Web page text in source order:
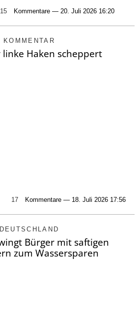
15 Kommentare — 20. Juli 2026 16:20
KOMMENTAR
Haken scheppert
17 Kommentare — 18. Juli 2026 17:56
DEUTSCHLAND
Bürger mit saftigen
zum Wassersparen